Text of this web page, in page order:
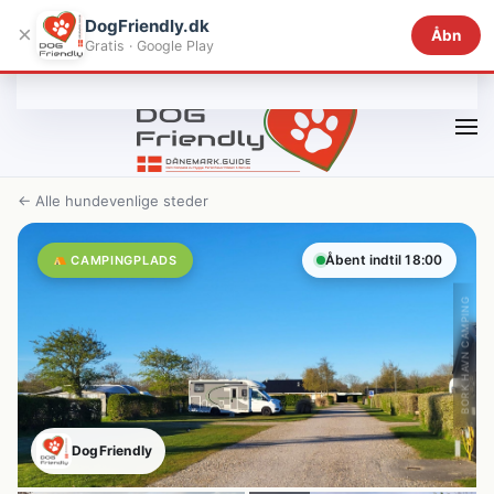
Gå til hovedindhold
× DogFriendly.dk
Gratis · Google Play
Åbn
← Alle hundevenlige steder
CAMPINGPLADS Åbent indtil 18:00
DogFriendly
BORK HAVN CAMPING